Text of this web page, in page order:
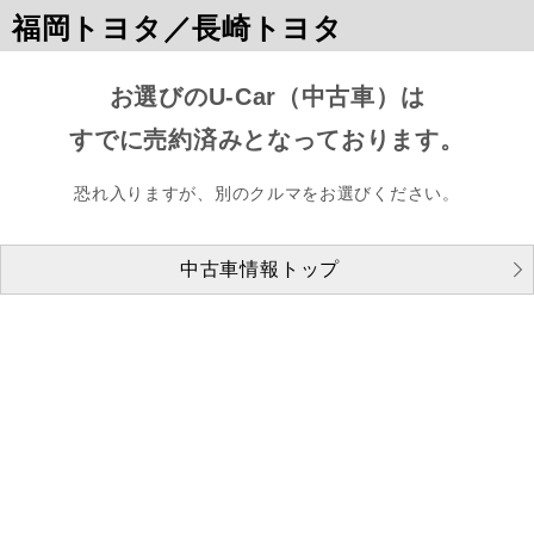
福岡トヨタ／長崎トヨタ
お選びのU-Car（中古車）は
すでに売約済みとなっております。
恐れ入りますが、別のクルマをお選びください。
中古車情報トップ